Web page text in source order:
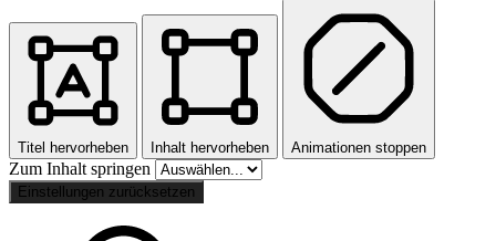
Titel hervorheben Inhalt hervorheben Animationen stoppen
Zum Inhalt springen
Einstellungen zurücksetzen